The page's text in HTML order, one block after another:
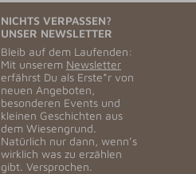
NICHTS VERPASSEN?
UNSER NEWSLETTER
Bleib auf dem Laufenden:
Mit unserem Newsletter
erfährst Du als Erste*r von
neuen Angeboten,
besonderen Events und
kleinen Geschichten aus
dem Wiesengrund.
Natürlich nur dann, wenn’s
wirklich was zu erzählen
gibt. Versprochen.